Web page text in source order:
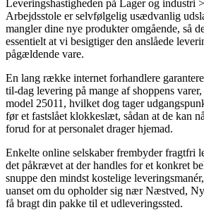
Leveringshastigheden på Lager og industri
Arbejdsstole er selvfølgelig usædvanlig
mangler dine nye produkter omgående, så
essentielt at vi besigtiger den anslåede
pågældende vare.
En lang række internet forhandlere
til-dag levering på mange af shoppens
model 25011, hvilket dog tager
før et fastslået klokkeslæt, sådan at de kan
forud for at personalet drager hjemad.
Enkelte online selskaber frembyder fragtfri
det påkrævet at der handles for et konkret
snuppe den mindst kostelige
uanset om du opholder sig nær Næstved,
få bragt din pakke til et udleveringssted.